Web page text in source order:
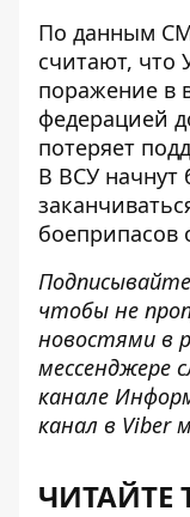
По данным
считают, что
поражение в
федерацией
потеряет
В ВСУ
боеприпасов
чтобы не
новостями в
мессенджере
канале
канал в Viber
ЧИТАЙТЕ